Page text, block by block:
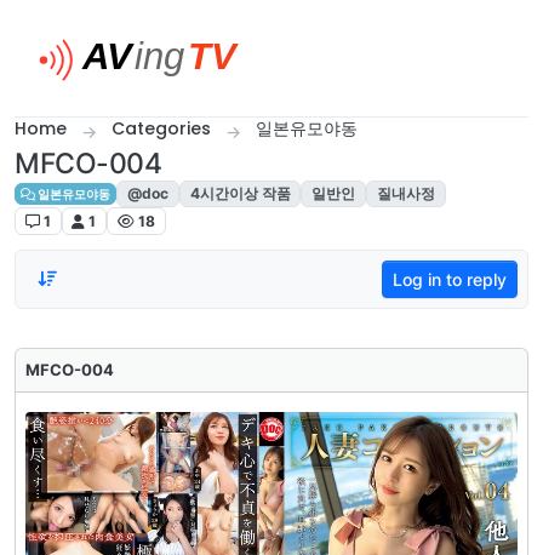
Home Categories 일본유모야동
MFCO-004
일본유모야동 @doc 4시간이상 작품 일반인
질내사정
1
1 18
Log in to reply
MFCO-004